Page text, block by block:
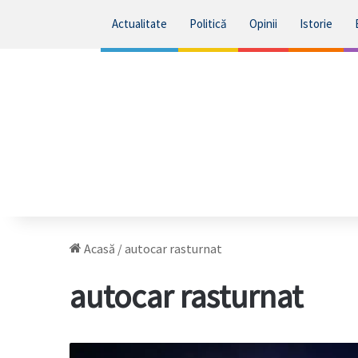
Actualitate Politică Opinii Istorie
Acasă /autocar rasturnat
autocar rasturnat